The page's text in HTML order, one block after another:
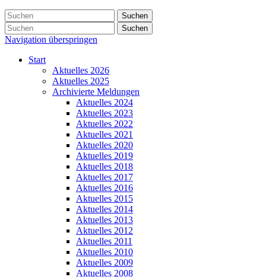
Suchen
Suchen
Navigation überspringen
Start
Aktuelles 2026
Aktuelles 2025
Archivierte Meldungen
Aktuelles 2024
Aktuelles 2023
Aktuelles 2022
Aktuelles 2021
Aktuelles 2020
Aktuelles 2019
Aktuelles 2018
Aktuelles 2017
Aktuelles 2016
Aktuelles 2015
Aktuelles 2014
Aktuelles 2013
Aktuelles 2012
Aktuelles 2011
Aktuelles 2010
Aktuelles 2009
Aktuelles 2008